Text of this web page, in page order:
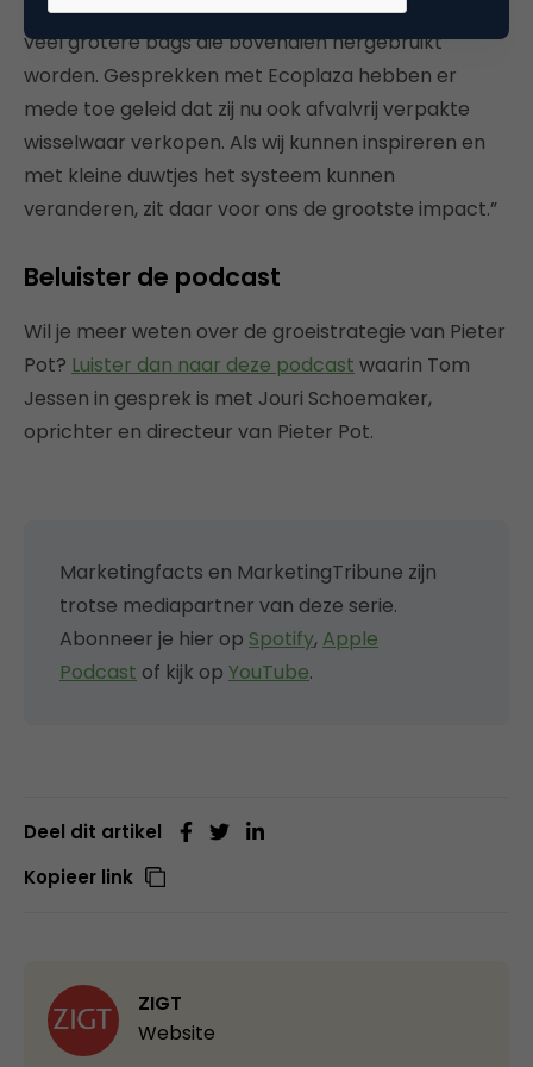
levert Heinz Kraft nu bijvoorbeeld hagelslag aan in
veel grotere bags die bovendien hergebruikt
worden. Gesprekken met Ecoplaza hebben er
mede toe geleid dat zij nu ook afvalvrij verpakte
wisselwaar verkopen. Als wij kunnen inspireren en
met kleine duwtjes het systeem kunnen
veranderen, zit daar voor ons de grootste impact.”
Beluister de podcast
Wil je meer weten over de groeistrategie van Pieter
Pot? Luister dan naar deze podcast waarin Tom
Jessen in gesprek is met Jouri Schoemaker,
oprichter en directeur van Pieter Pot.
Marketingfacts en MarketingTribune zijn
trotse mediapartner van deze serie.
Abonneer je hier op Spotify, Apple
Podcast of kijk op YouTube.
Deel dit artikel
Kopieer link
ZIGT
Website